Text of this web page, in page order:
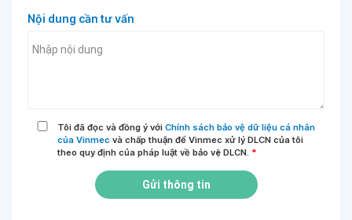
Nội dung cần tư vấn
Tôi đã đọc và đồng ý với Chính sách bảo vệ dữ liệu cá nhân
của Vinmec và chấp thuận để Vinmec xử lý DLCN của tôi
theo quy định của pháp luật về bảo vệ DLCN. *
Gửi thông tin